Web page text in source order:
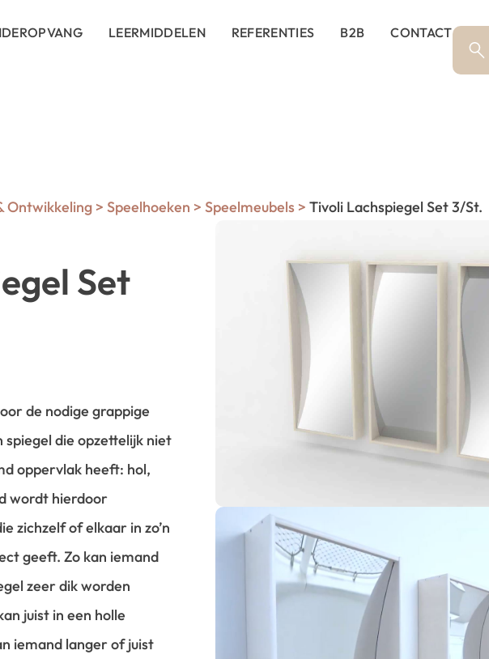
LEERMIDDELEN REFERENTIES B2B CONTACT
Ontwikkeling > Speelhoeken > Speelmeubels > Tivoli Lachspiegel Set 3/St.
Set
de nodige grappige
spiegel die opzettelijk niet
oppervlak heeft: hol,
wordt hierdoor
zichzelf of elkaar in zo’n
geeft. Zo kan iemand
zeer dik worden
juist in een holle
iemand langer of juist